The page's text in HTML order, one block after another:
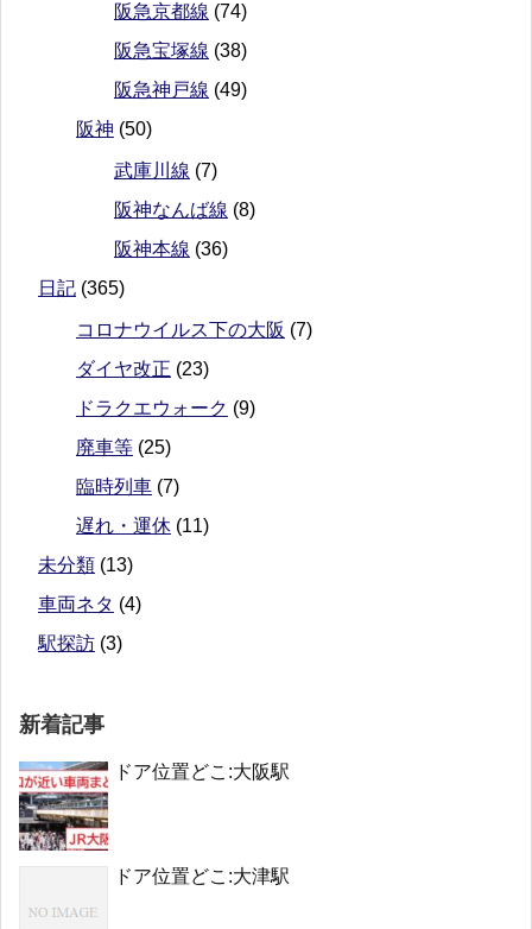
阪急京都線 (74)
阪急宝塚線 (38)
阪急神戸線 (49)
阪神 (50)
武庫川線 (7)
阪神なんば線 (8)
阪神本線 (36)
日記 (365)
コロナウイルス下の大阪 (7)
ダイヤ改正 (23)
ドラクエウォーク (9)
廃車等 (25)
臨時列車 (7)
遅れ・運休 (11)
未分類 (13)
車両ネタ (4)
駅探訪 (3)
新着記事
ドア位置どこ:大阪駅
ドア位置どこ:大津駅